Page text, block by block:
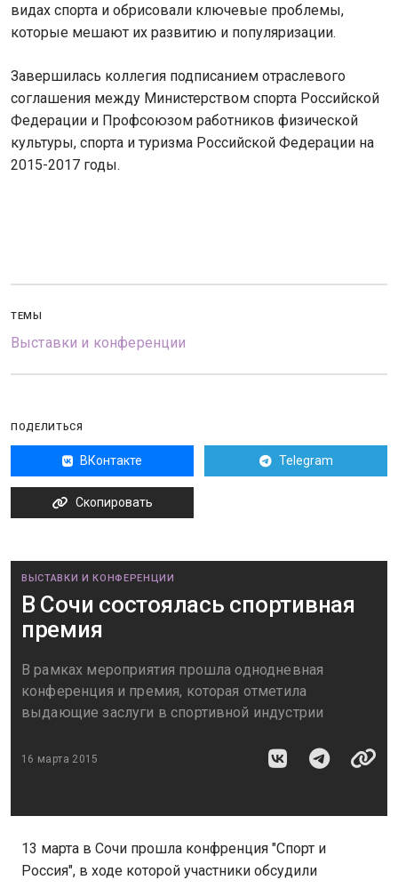
видах спорта и обрисовали ключевые проблемы,
которые мешают их развитию и популяризации.
Завершилась коллегия подписанием отраслевого
соглашения между Министерством спорта Российской
Федерации и Профсоюзом работников физической
культуры, спорта и туризма Российской Федерации на
2015-2017 годы.
ТЕМЫ
Выставки и конференции
ПОДЕЛИТЬСЯ
ВКонтакте Telegram
Скопировать
ВЫСТАВКИ И КОНФЕРЕНЦИИ
В Сочи состоялась спортивная
премия
В рамках мероприятия прошла однодневная
конференция и премия, которая отметила
выдающие заслуги в спортивной индустрии
16 марта 2015
13 марта в Сочи прошла конфренция "Спорт и
Россия", в ходе которой участники обсудили